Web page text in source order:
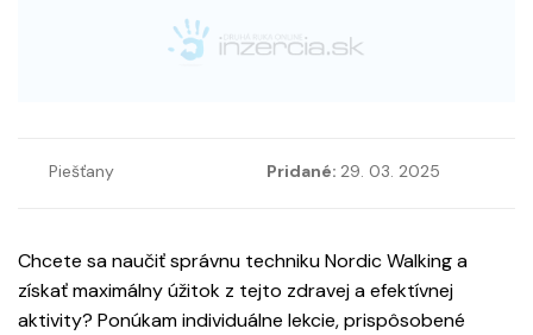
Piešťany Pridané: 29. 03. 2025
Chcete sa naučiť správnu techniku Nordic Walking a
získať maximálny úžitok z tejto zdravej a efektívnej
aktivity? Ponúkam individuálne lekcie, prispôsobené